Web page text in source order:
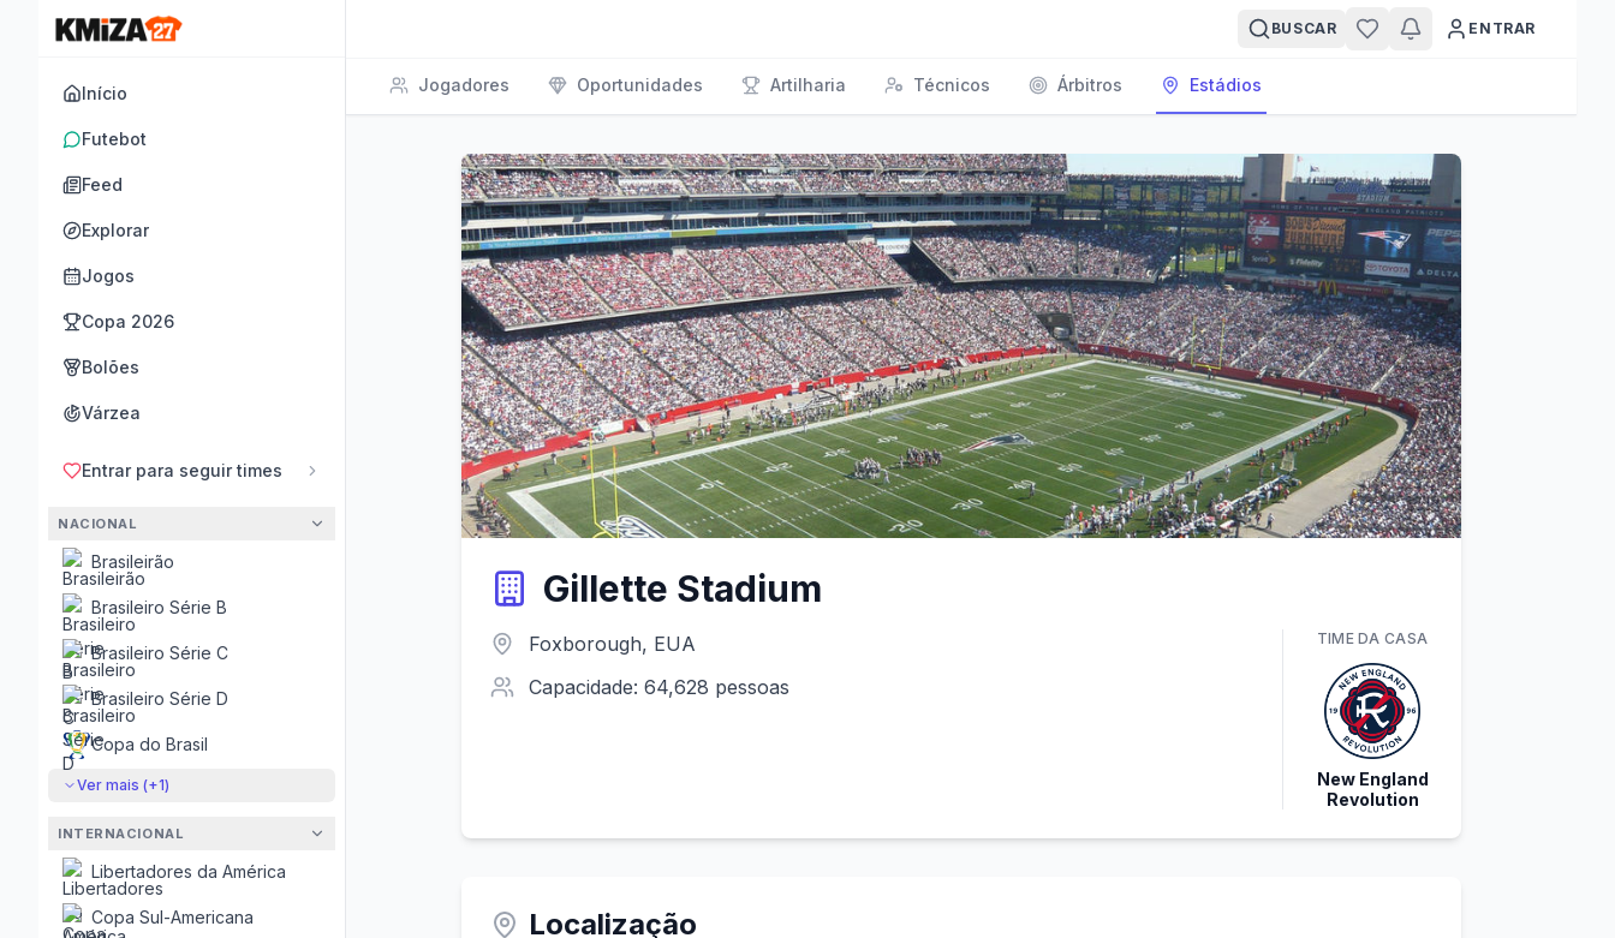
Início
Futebot
Feed
Explorar
Jogos
Copa 2026
Bolões
Várzea
Entrar para seguir times
NACIONAL
Brasileirão
Brasileiro Série B
Brasileiro Série C
Brasileiro Série D
Copa do Brasil
Ver mais (+1)
INTERNACIONAL
Libertadores da América
Copa Sul-Americana
BUSCAR ENTRAR
Jogadores Oportunidades Artilharia Técnicos Árbitros Estádios
Gillette Stadium
Foxborough, EUA
Capacidade: 64,628 pessoas
TIMEDA CASA
New England
Revolution
Localização